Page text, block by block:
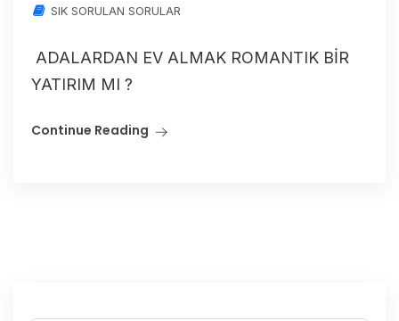
SIK SORULAN SORULAR
ADALARDAN EV ALMAK ROMANTIK BİR
YATIRIM MI ?
Continue Reading